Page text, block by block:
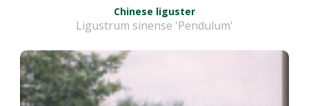
Chinese liguster
Ligustrum sinense 'Pendulum'